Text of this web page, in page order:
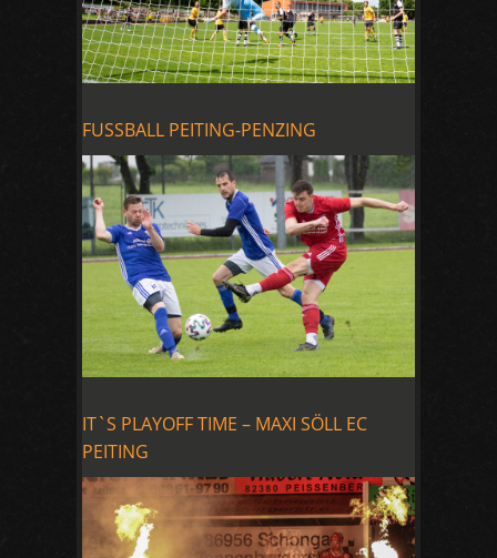
FUSSBALL PEITING-PENZING
IT`S PLAYOFF TIME – MAXI SÖLL EC
PEITING